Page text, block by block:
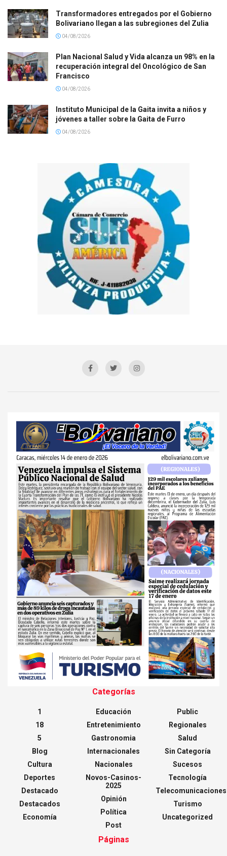
Transformadores entregados por el Gobierno
Bolivariano llegan a las subregiones del Zulia
04/08/2026
Plan Nacional Salud y Vida alcanza un 98% en la
recuperación integral del Oncológico de San
Francisco
04/08/2026
Instituto Municipal de la Gaita invita a niños y
jóvenes a taller sobre la Gaita de Furro
04/08/2026
Categorías
1
18
5
Blog
Cultura
Deportes
Destacado
Destacados
Economía
Educación
Entretenimiento
Gastronomia
Internacionales
Nacionales
Novos-Casinos-
2025
Opinión
Política
Post
Public
Regionales
Salud
Sin Categoría
Sucesos
Tecnología
Telecomunicaciones
Turismo
Uncategorized
Páginas